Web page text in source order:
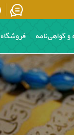
و گواهی‌نامه فروشگاه